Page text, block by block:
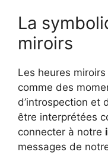
La
miroirs
Les heures
comme des
d’introspection et
être interprétées
connecter à notre
messages de